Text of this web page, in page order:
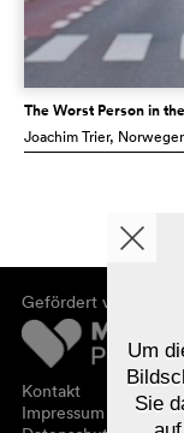
The Worst Person in
Joachim Trier,
Gefördert von
Kontakt
Impressum
Um
Sie